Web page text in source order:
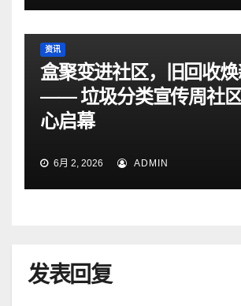
资讯
盒聚变进社区，旧回收
—— 垃圾分类宣传周社
心启幕
6月 2, 2026 ADMIN
发表回复